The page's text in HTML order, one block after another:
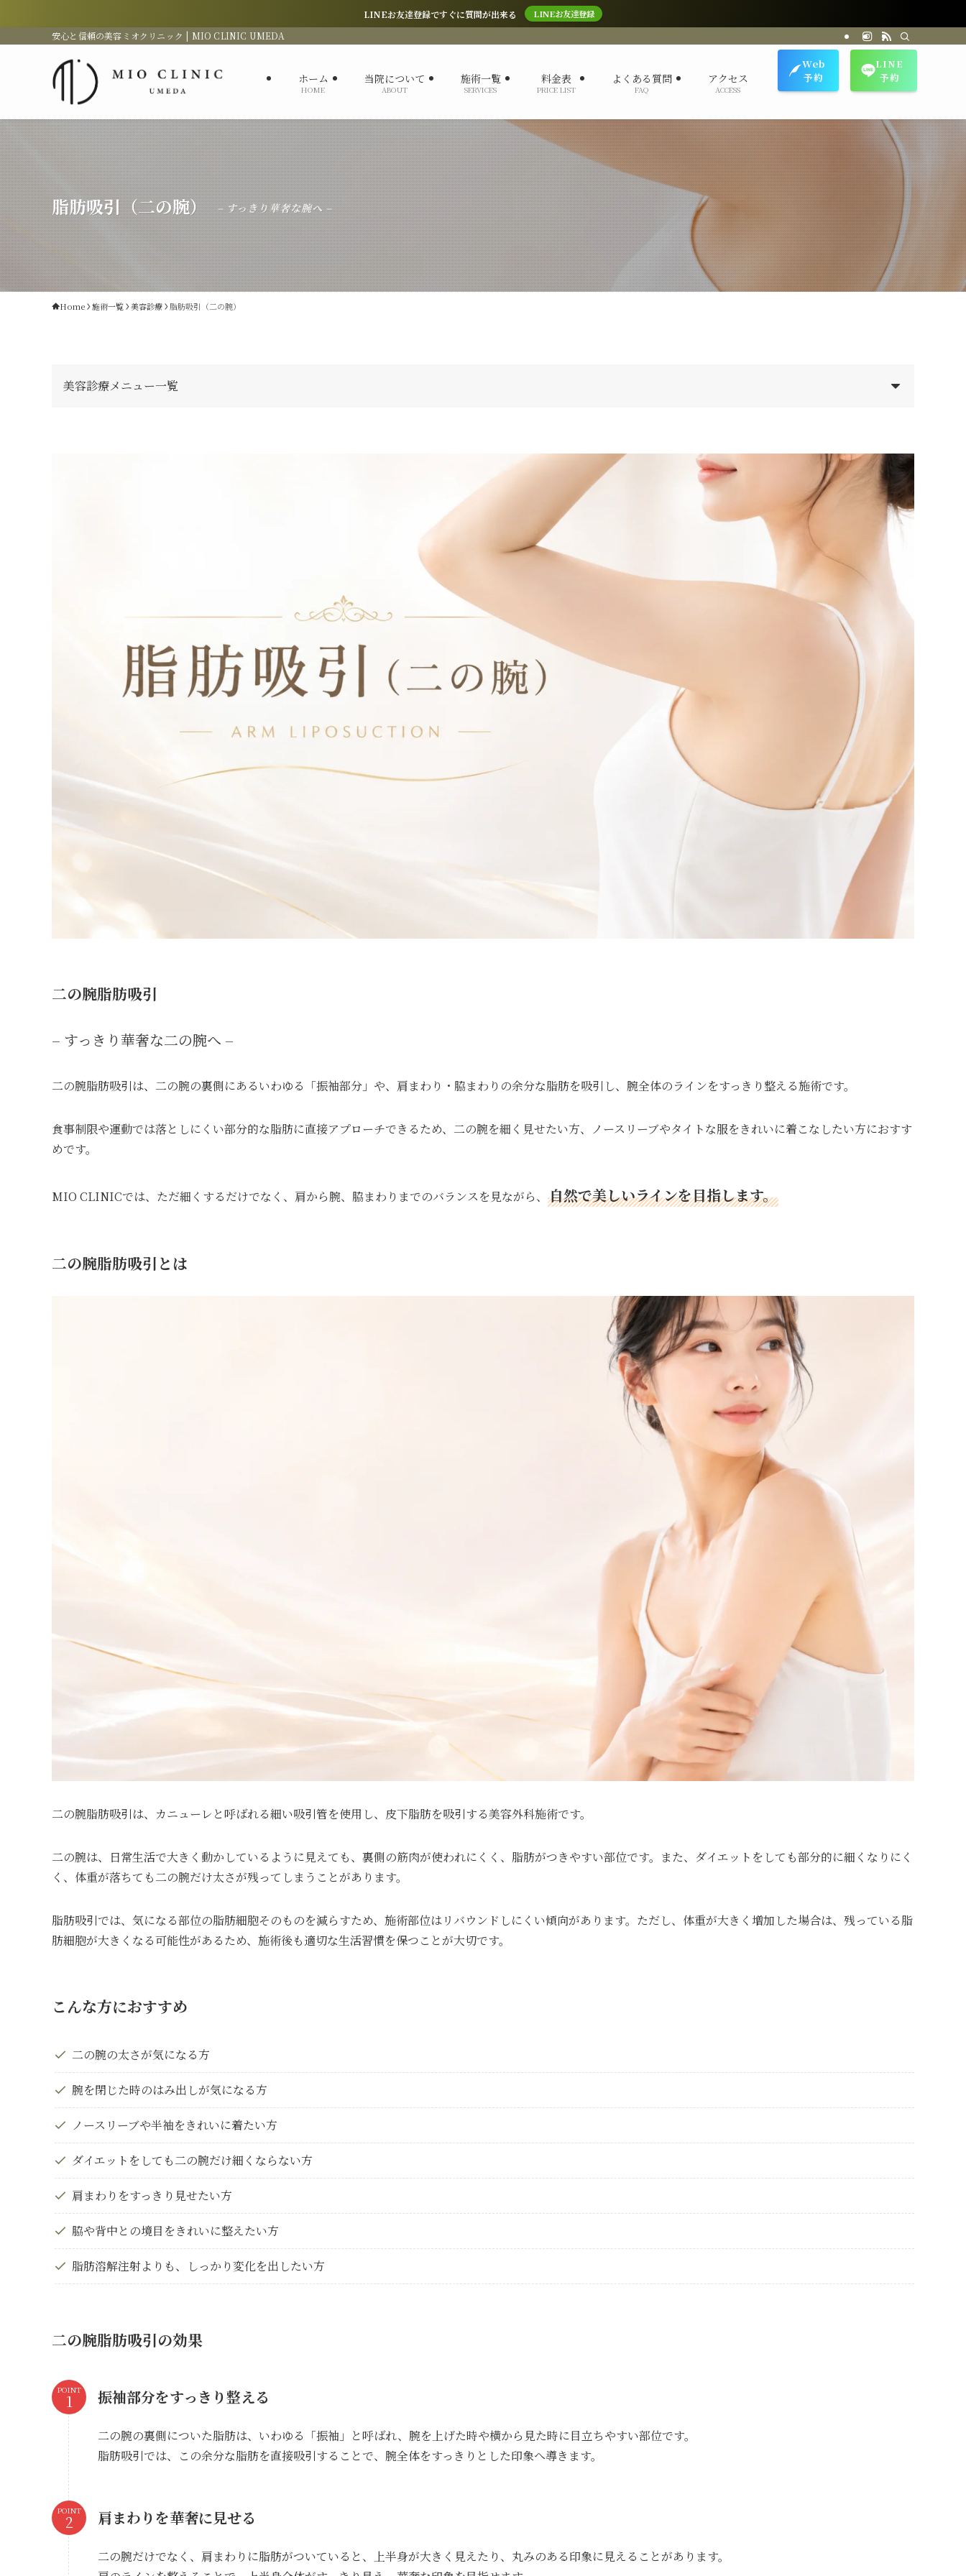
LINEお友達登録ですぐに質問が出来る LINEお友達登録
安心と信頼の美容ミオクリニック | MIO CLINIC UMEDA
ホーム
HOME
当院について
ABOUT
施術一覧
SERVICES
料金表
PRICE LIST
よくある質問
FAQ
アクセス
ACCESS
Web
予約
LINE
予約
脂肪吸引（二の腕） – すっきり華奢な腕へ –
Home 施術一覧 美容診療 脂肪吸引（二の腕）
美容診療メニュー一覧
二の腕脂肪吸引
– すっきり華奢な二の腕へ –
二の腕脂肪吸引は、二の腕の裏側にあるいわゆる「振袖部分」や、肩まわり・脇まわりの余分な脂肪を吸引し、腕全体のラインをすっきり整える施術です。
食事制限や運動では落としにくい部分的な脂肪に直接アプローチできるため、二の腕を細く見せたい方、ノースリーブやタイトな服をきれいに着こなしたい方におすす
めです。
MIO CLINICでは、ただ細くするだけでなく、肩から腕、脇まわりまでのバランスを見ながら、 自然で美しいラインを目指します。
二の腕脂肪吸引とは
二の腕脂肪吸引は、カニューレと呼ばれる細い吸引管を使用し、皮下脂肪を吸引する美容外科施術です。
二の腕は、日常生活で大きく動かしているように見えても、裏側の筋肉が使われにくく、脂肪がつきやすい部位です。また、ダイエットをしても部分的に細くなりにく
く、体重が落ちても二の腕だけ太さが残ってしまうことがあります。
脂肪吸引では、気になる部位の脂肪細胞そのものを減らすため、施術部位はリバウンドしにくい傾向があります。ただし、体重が大きく増加した場合は、残っている脂
肪細胞が大きくなる可能性があるため、施術後も適切な生活習慣を保つことが大切です。
こんな方におすすめ
二の腕の太さが気になる方
腕を閉じた時のはみ出しが気になる方
ノースリーブや半袖をきれいに着たい方
ダイエットをしても二の腕だけ細くならない方
肩まわりをすっきり見せたい方
脇や背中との境目をきれいに整えたい方
脂肪溶解注射よりも、しっかり変化を出したい方
二の腕脂肪吸引の効果
POINT 振袖部分をすっきり整える
二の腕の裏側についた脂肪は、いわゆる「振袖」と呼ばれ、腕を上げた時や横から見た時に目立ちやすい部位です。
脂肪吸引では、この余分な脂肪を直接吸引することで、腕全体をすっきりとした印象へ導きます。
POINT 肩まわりを華奢に見せる
二の腕だけでなく、肩まわりに脂肪がついていると、上半身が大きく見えたり、丸みのある印象に見えることがあります。